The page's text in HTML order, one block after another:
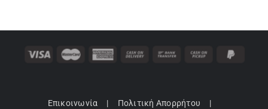
Εσώρουχα
Επικοινωνία
Πολιτική Απορρήτου